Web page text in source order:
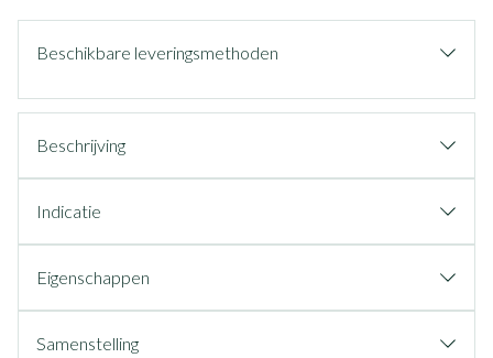
Beschikbare leveringsmethoden
Beschrijving
Indicatie
Eigenschappen
Samenstelling